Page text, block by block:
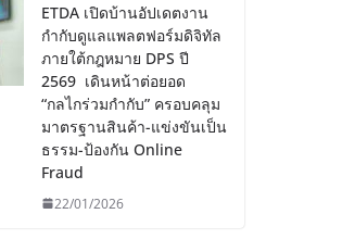
ETDA เปิดบ้านอัปเดตงาน
กำกับดูแลแพลตฟอร์มดิจิทัล
ภายใต้กฎหมาย DPS ปี
2569 เดินหน้าต่อยอด
“กลไกร่วมกำกับ” ครอบคลุม
มาตรฐานสินค้า-แข่งขันเป็น
ธรรม-ป้องกัน Online
Fraud
22/01/2026